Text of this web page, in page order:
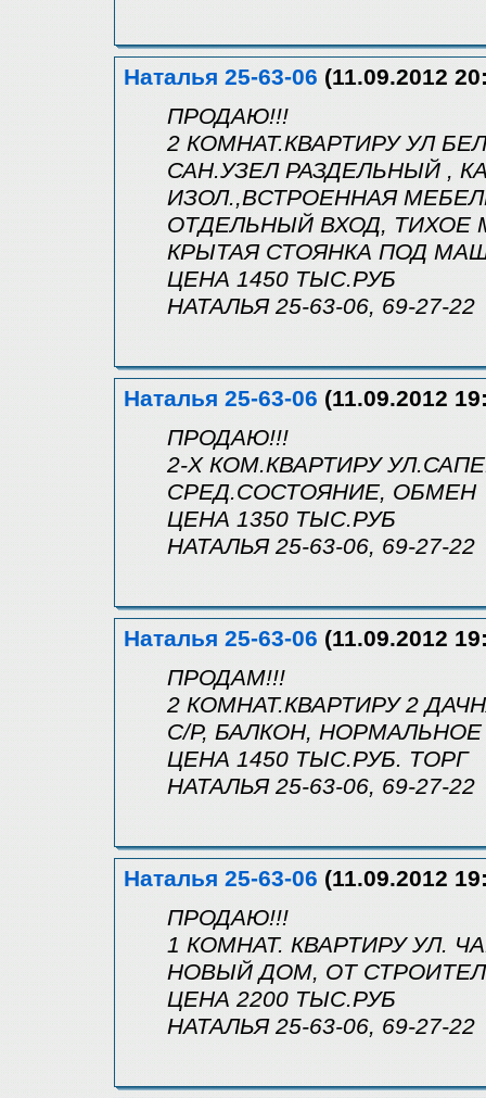
Наталья 25-63-06 (11.09.2012
ПРОДАЮ!!!
2 КОМНАТ.КВАРТИРУ УЛ
САН.УЗЕЛ РАЗДЕЛЬНЫЙ ,
ИЗОЛ.,ВСТРОЕННАЯ
ОТДЕЛЬНЫЙ ВХОД, ТИХОЕ
КРЫТАЯ СТОЯНКА ПОД
ЦЕНА 1450 ТЫС.РУБ
НАТАЛЬЯ 25-63-06, 69-27-22
Наталья 25-63-06 (11.09.2012
ПРОДАЮ!!!
2-Х КОМ.КВАРТИРУ
СРЕД.СОСТОЯНИЕ, ОБМЕН
ЦЕНА 1350 ТЫС.РУБ
НАТАЛЬЯ 25-63-06, 69-27-22
Наталья 25-63-06 (11.09.2012
ПРОДАМ!!!
2 КОМНАТ.КВАРТИРУ 2
С/Р, БАЛКОН,
ЦЕНА 1450 ТЫС.РУБ. ТОРГ
НАТАЛЬЯ 25-63-06, 69-27-22
Наталья 25-63-06 (11.09.2012
ПРОДАЮ!!!
1 КОМНАТ. КВАРТИРУ УЛ.
НОВЫЙ ДОМ, ОТ
ЦЕНА 2200 ТЫС.РУБ
НАТАЛЬЯ 25-63-06, 69-27-22